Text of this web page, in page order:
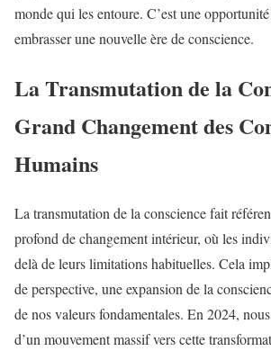
monde qui les entoure. C’est une
embrasser une nouvelle ère de conscience.
La Transmutation de la
Grand Changement des
Humains
La transmutation de la conscience fait
profond de changement intérieur, où les
delà de leurs limitations habituelles. Cela
de perspective, une expansion de la
de nos valeurs fondamentales. En 2024,
d’un mouvement massif vers cette